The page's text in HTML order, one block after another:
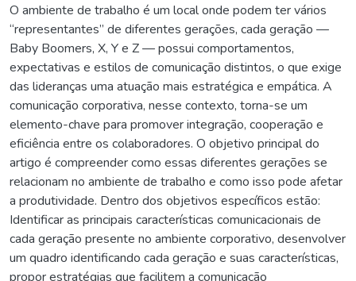
O ambiente de trabalho é um local onde podem ter vários
“representantes” de diferentes gerações, cada geração —
Baby Boomers, X, Y e Z — possui comportamentos,
expectativas e estilos de comunicação distintos, o que exige
das lideranças uma atuação mais estratégica e empática. A
comunicação corporativa, nesse contexto, torna-se um
elemento-chave para promover integração, cooperação e
eficiência entre os colaboradores. O objetivo principal do
artigo é compreender como essas diferentes gerações se
relacionam no ambiente de trabalho e como isso pode afetar
a produtividade. Dentro dos objetivos específicos estão:
Identificar as principais características comunicacionais de
cada geração presente no ambiente corporativo, desenvolver
um quadro identificando cada geração e suas características,
propor estratégias que facilitem a comunicação